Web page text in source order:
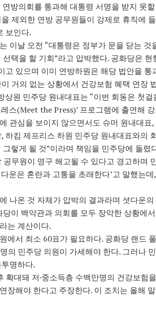
방의회를 통과해 대통령 서명을 받지 못
제외한 연방 공무원들이 강제로 휴직에
보인다.
이날 오전 “대통령은 정부가 문을 닫는 것
택을 할 기회”라고 압박했다. 공화당은
고 있으며 이미 연방하원은 해당 법안을 통
거의 없는 상황에서 건강보험 혜택 연장
상원 민주당 원내대표는 “이번 회동은 첫
스(Meet the Press)’ 프로그램에 출연해
관심을 보이지 않으면서도 슈머 원내대표
하킴 제프리스 하원 민주당 원내대표와의
렇게 될 것”이라며 책임을 민주당에 돌렸
무원이 영구 해고될 수 있다고 경고하며
운은 혼란과 고통을 초래한다’고 말했는
나온 것 자체가 압박의 결과라며 셧다운
이 백악관과 의회를 모두 장악한 상황에
는 계산이다.
에서 최소 60표가 필요하다. 공화당 랜드
의 민주당 의원이 가세해야 한다. 그러나
명하다.
확대돼 저·중소득층 수백만명의 건강보험
장해야 한다고 주장한다. 이 조치는 올해